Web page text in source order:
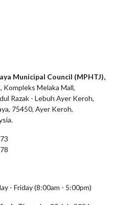
Municipal Council (MPHTJ),
Kompleks Melaka Mall,
Razak - Lebuh Ayer Keroh,
75450, Ayer Keroh,
- Friday (8:00am - 5:00pm)